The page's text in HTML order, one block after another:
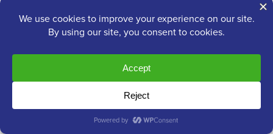
どうすれば修正できますか？
ありがとうございます
WPBeginnerサポート